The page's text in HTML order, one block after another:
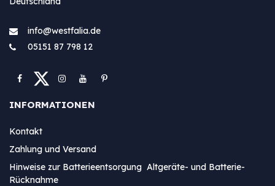
info@westfa​lia.de
05151 87 798 12
INFORMATIONEN
Kontakt
Zahlung und Versand
Hinweise zur Batterieentsorgung Altgeräte- und Batterie-
Rücknahme